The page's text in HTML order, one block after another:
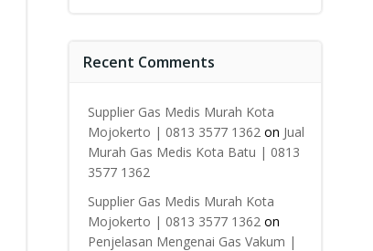
Recent Comments
Supplier Gas Medis Murah Kota
Mojokerto | 0813 3577 1362on Jual
Murah Gas Medis Kota Batu | 0813
3577 1362
Supplier Gas Medis Murah Kota
Mojokerto | 0813 3577 1362on
Penjelasan Mengenai Gas Vakum |